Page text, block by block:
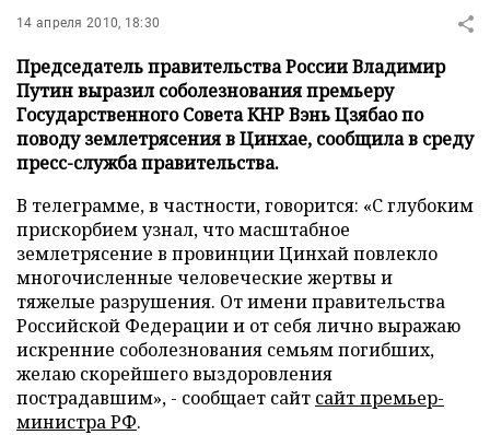
14 апреля 2010, 18:30
Председатель правительства России Владимир
Путин выразил соболезнования премьеру
Государственного Совета КНР Вэнь Цзябао по
поводу землетрясения в Цинхае, сообщила в среду
пресс-служба правительства.
В телеграмме, в частности, говорится: «С глубоким
прискорбием узнал, что масштабное
землетрясение в провинции Цинхай повлекло
многочисленные человеческие жертвы и
тяжелые разрушения. От имени правительства
Российской Федерации и от себя лично выражаю
искренние соболезнования семьям погибших,
желаю скорейшего выздоровления
пострадавшим», - сообщает сайт сайт премьер-
министра РФ.